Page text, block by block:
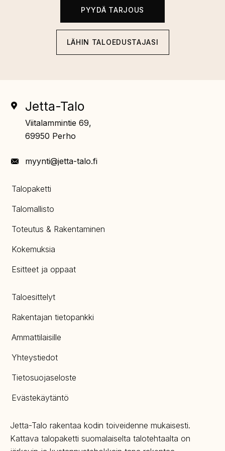
PYYDÄ TARJOUS
LÄHIN TALOEDUSTAJASI
Jetta-Talo
Viitalammintie 69,
69950 Perho
myynti@jetta-talo.fi
Talopaketti
Talomallisto
Toteutus & Rakentaminen
Kokemuksia
Esitteet ja oppaat
Taloesittelyt
Rakentajan tietopankki
Ammattilaisille
Yhteystiedot
Tietosuojaseloste
Evästekäytäntö
Jetta-Talo rakentaa kodin toiveidenne mukaisesti.
Kattava talopaketti suomalaiselta talotehtaalta on